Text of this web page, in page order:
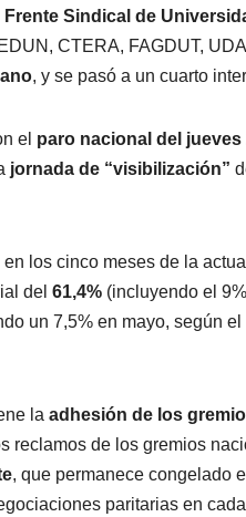
Frente Sindical de
CTERA, FAGDUT,
, y se pasó a un cuarto
el paro nacional del jueves
jornada de “visibilización”
los cinco meses de la
del 61,4% (incluyendo el
un 7,5% en mayo, según
la adhesión de los
reclamos de los gremios
, que permanece congelado
paritarias en